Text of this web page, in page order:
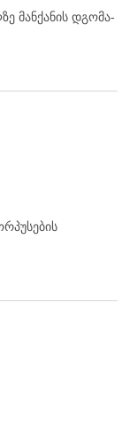
მანქანის დგომა-